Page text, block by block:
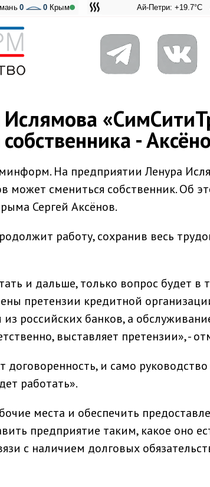
Ай-Петри: +19.7°C Алушта:
0 0 Крым
-
На предприятии Ленура
может смениться собственник. Об
Сергей Аксёнов.
работу, сохранив весь
и дальше, только вопрос будет в
претензии кредитной
российских банков, а
выставляет претензии», -
и само
работать».
места и обеспечить
предприятие таким, какое оно
с наличием долговых